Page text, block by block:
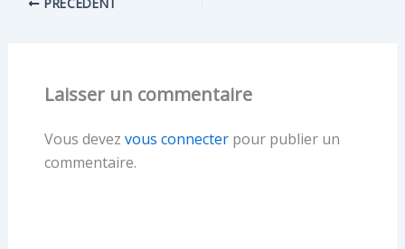
Laisser un commentaire
Vous devez vous connecterpour publier un
commentaire.